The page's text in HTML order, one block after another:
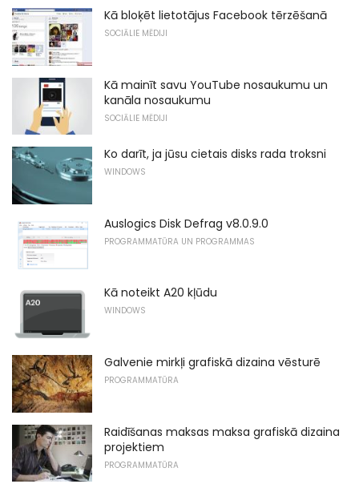
Kā bloķēt lietotājus Facebook tērzēšanā
SOCIĀLIE MĒDIJI
Kā mainīt savu YouTube nosaukumu un
kanāla nosaukumu
SOCIĀLIE MĒDIJI
Ko darīt, ja jūsu cietais disks rada troksni
WINDOWS
Auslogics Disk Defrag v8.0.9.0
PROGRAMMATŪRA UN PROGRAMMAS
Kā noteikt A20 kļūdu
WINDOWS
Galvenie mirkļi grafiskā dizaina vēsturē
PROGRAMMATŪRA
Raidīšanas maksas maksa grafiskā dizaina
projektiem
PROGRAMMATŪRA